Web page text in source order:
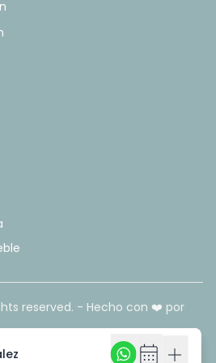
calendar_month add
calendar_month add
reserved. - Hecho con ❤️ por